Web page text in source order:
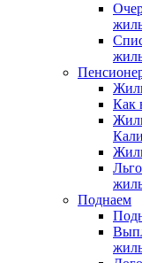
Как
Поднаем